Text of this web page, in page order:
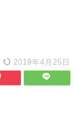
2019年4月25日